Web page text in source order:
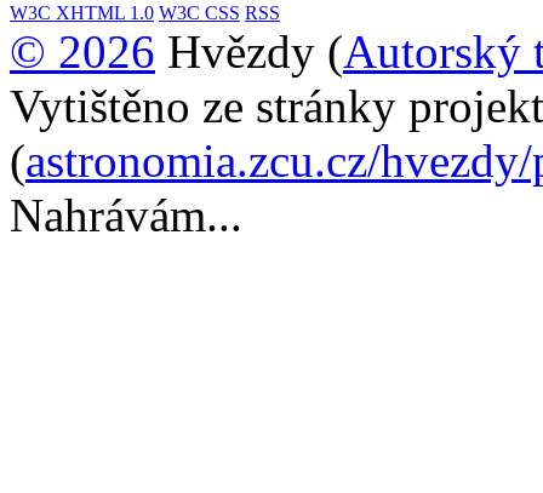
W3C XHTML 1.0 W3C CSS RSS
© 2026 Hvězdy (Autorský
Vytištěno ze stránky
(astronomia.zcu.cz/
Nahrávám...